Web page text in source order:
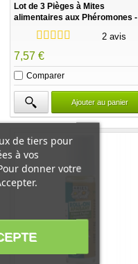
Lot de 3 Pièges à Mites
alimentaires aux Phéromones -
2 avis
7,57 €
Comparer
Ajouter au panier
de tiers pour
à vos
donner votre